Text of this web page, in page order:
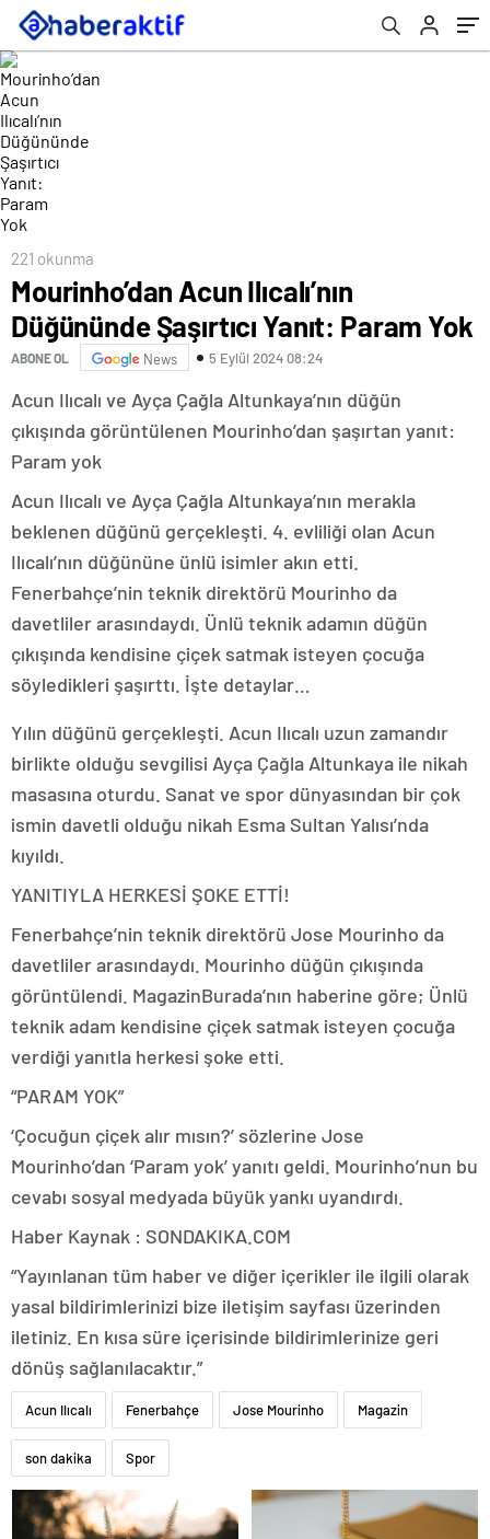
221 okunma
Mourinho’dan Acun Ilıcalı’nın
Düğününde Şaşırtıcı Yanıt: Param Yok
ABONE OL News 5 Eylül 2024 08:24
Acun Ilıcalı ve Ayça Çağla Altunkaya’nın düğün
çıkışında görüntülenen Mourinho’dan şaşırtan yanıt:
Param yok
Acun Ilıcalı ve Ayça Çağla Altunkaya’nın merakla
beklenen düğünü gerçekleşti. 4. evliliği olan Acun
Ilıcalı’nın düğününe ünlü isimler akın etti.
Fenerbahçe’nin teknik direktörü Mourinho da
davetliler arasındaydı. Ünlü teknik adamın düğün
çıkışında kendisine çiçek satmak isteyen çocuğa
söyledikleri şaşırttı. İşte detaylar…
Yılın düğünü gerçekleşti. Acun Ilıcalı uzun zamandır
birlikte olduğu sevgilisi Ayça Çağla Altunkaya ile nikah
masasına oturdu. Sanat ve spor dünyasından bir çok
ismin davetli olduğu nikah Esma Sultan Yalısı’nda
kıyıldı.
YANITIYLA HERKESİ ŞOKE ETTİ!
Fenerbahçe’nin teknik direktörü Jose Mourinho da
davetliler arasındaydı. Mourinho düğün çıkışında
görüntülendi. MagazinBurada’nın haberine göre; Ünlü
teknik adam kendisine çiçek satmak isteyen çocuğa
verdiği yanıtla herkesi şoke etti.
“PARAM YOK”
‘Çocuğun çiçek alır mısın?’ sözlerine Jose
Mourinho’dan ‘Param yok’ yanıtı geldi. Mourinho’nun bu
cevabı sosyal medyada büyük yankı uyandırdı.
Haber Kaynak : SONDAKIKA.COM
“Yayınlanan tüm haber ve diğer içerikler ile ilgili olarak
yasal bildirimlerinizi bize iletişim sayfası üzerinden
iletiniz. En kısa süre içerisinde bildirimlerinize geri
dönüş sağlanılacaktır.”
Acun Ilıcalı Fenerbahçe Jose Mourinho Magazin
son dakika Spor